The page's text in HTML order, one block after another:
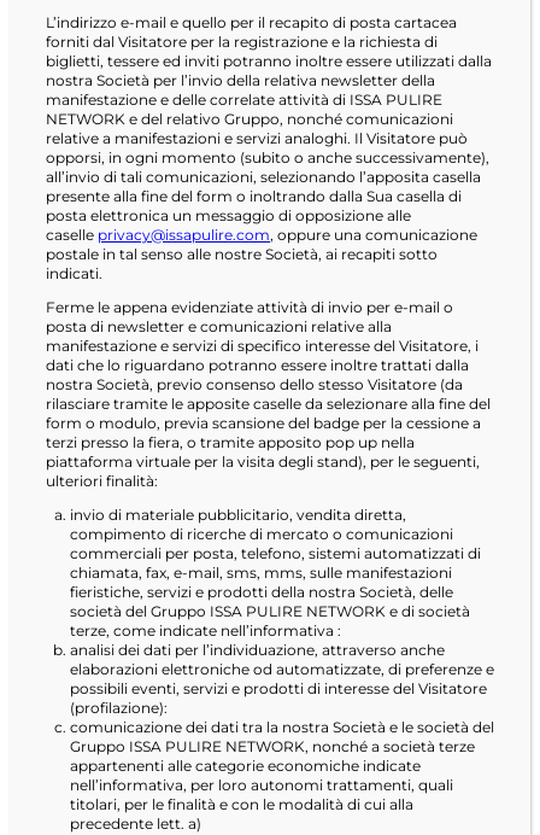
L’indirizzo e-mail e quello per il recapito di posta cartacea
forniti dal Visitatore per la registrazione e la richiesta di
biglietti, tessere ed inviti potranno inoltre essere utilizzati dalla
nostra Società per l’invio della relativa newsletter della
manifestazione e delle correlate attività di ISSA PULIRE
NETWORK e del relativo Gruppo, nonché comunicazioni
relative a manifestazioni e servizi analoghi. Il Visitatore può
opporsi, in ogni momento (subito o anche successivamente),
all’invio di tali comunicazioni, selezionando l’apposita casella
presente alla fine del form o inoltrando dalla Sua casella di
posta elettronica un messaggio di opposizione alle
caselle privacy@issapulire.com, oppure una comunicazione
postale in tal senso alle nostre Società, ai recapiti sotto
indicati.
Ferme le appena evidenziate attività di invio per e-mail o
posta di newsletter e comunicazioni relative alla
manifestazione e servizi di specifico interesse del Visitatore, i
dati che lo riguardano potranno essere inoltre trattati dalla
nostra Società, previo consenso dello stesso Visitatore (da
rilasciare tramite le apposite caselle da selezionare alla fine del
form o modulo, previa scansione del badge per la cessione a
terzi presso la fiera, o tramite apposito pop up nella
piattaforma virtuale per la visita degli stand), per le seguenti,
ulteriori finalità:
invio di materiale pubblicitario, vendita diretta,
compimento di ricerche di mercato o comunicazioni
commerciali per posta, telefono, sistemi automatizzati di
chiamata, fax, e-mail, sms, mms, sulle manifestazioni
fieristiche, servizi e prodotti della nostra Società, delle
società del Gruppo ISSA PULIRE NETWORK e di società
terze, come indicate nell’informativa :
analisi dei dati per l’individuazione, attraverso anche
elaborazioni elettroniche od automatizzate, di preferenze e
possibili eventi, servizi e prodotti di interesse del Visitatore
(profilazione):
comunicazione dei dati tra la nostra Società e le società del
Gruppo ISSA PULIRE NETWORK, nonché a società terze
appartenenti alle categorie economiche indicate
nell’informativa, per loro autonomi trattamenti, quali
titolari, per le finalità e con le modalità di cui alla
precedente lett. a)